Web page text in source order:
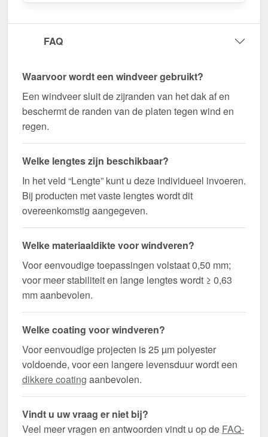
geleverd!
Duurzaam, weerbestendig, op maat gemaakt - bestel
Wegens maatwerk / customisatie van herroepingsrecht uitgezonderd
FAQ
Waarvoor wordt een windveer gebruikt?
Een windveer sluit de zijranden van het dak af en
beschermt de randen van de platen tegen wind en
regen.
Welke lengtes zijn beschikbaar?
In het veld “Lengte” kunt u deze individueel invoeren.
Bij producten met vaste lengtes wordt dit
overeenkomstig aangegeven.
Welke materiaaldikte voor windveren?
Voor eenvoudige toepassingen volstaat 0,50 mm;
voor meer stabiliteit en lange lengtes wordt ≥ 0,63
mm aanbevolen.
Welke coating voor windveren?
Voor eenvoudige projecten is 25 µm polyester
voldoende, voor een langere levensduur wordt een
dikkere coating aanbevolen.
Vindt u uw vraag er niet bij?
Veel meer vragen en antwoorden vindt u op de FAQ-